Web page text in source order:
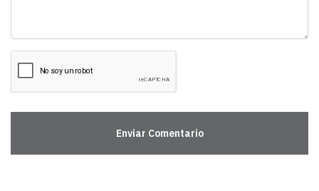
Enviar Comentario